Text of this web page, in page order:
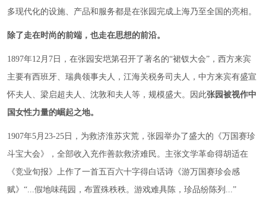
多现代化的设施、产品和服务都是在张园完成上海乃至全国的亮相。
除了走在时尚的前端，也走在思想的前沿。
1897年12月7日，在张园安垲第召开了著名的“裙钗大会”，西方来宾
主要有西班牙、瑞典领事夫人，江海关税务司夫人，中方来宾有盛宣
怀夫人、梁启超夫人、沈敦和夫人等，规模盛大。因此张园被视作中
国女性力量的崛起之地。
1907年5月23-25日，为救济淮苏灾荒，张园举办了盛大的《万国赛珍
斗宝大会》，全部收入充作善款救济难民。主张文学革命得胡适在
《竞业旬报》上作了一首五百六十字得白话诗《游万国赛珍会感
赋》“...假地味莼园，布置殊秩秩。游戏难具陈，珍品纷陈列...”